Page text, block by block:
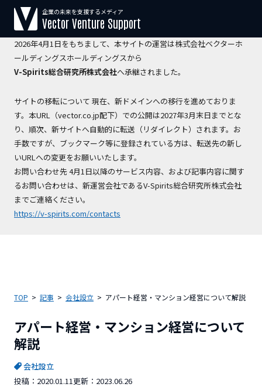
【運営会社変更のお知らせ】
2026年4月1日をもちまして、本サイトの運営は株式会社ベクターホ
ールディングスホールディングスから
V-Spirits総合研究所株式会社へ承継されました。
サイトの移転について 現在、新ドメインへの移行を進めておりま
す。本URL（vector.co.jp配下）での公開は2027年3月末日までとな
り、順次、新サイトへ自動的に転送（リダイレクト）されます。お
手数ですが、ブックマーク等に登録されている方は、転送先の新し
いURLへの変更をお願いいたします。
お問い合わせ先 4月1日以降のサービス内容、および記事内容に関す
るお問い合わせは、新運営会社であるV-Spirits総合研究所株式会社
までご連絡ください。
https://v-spirits.com/contacts
企業の未来を支援するメディア
Vector Venture Support
TOP 記事 会社設立 アパート経営・マンション経営について解説
アパート経営・マンション経営について
解説
会社設立
投稿： 2020.01.11更新： 2023.06.26